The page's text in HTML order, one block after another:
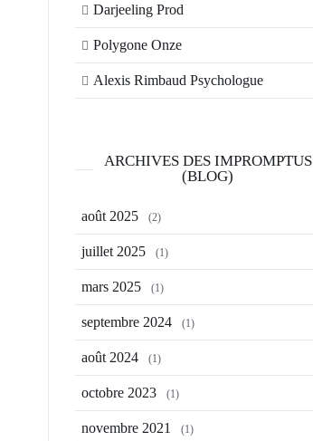
Darjeeling Prod
Polygone Onze
Alexis Rimbaud Psychologue
ARCHIVES DES IMPROMPTUS
(BLOG)
août 2025 (2)
juillet 2025 (1)
mars 2025 (1)
septembre 2024 (1)
août 2024 (1)
octobre 2023 (1)
novembre 2021 (1)